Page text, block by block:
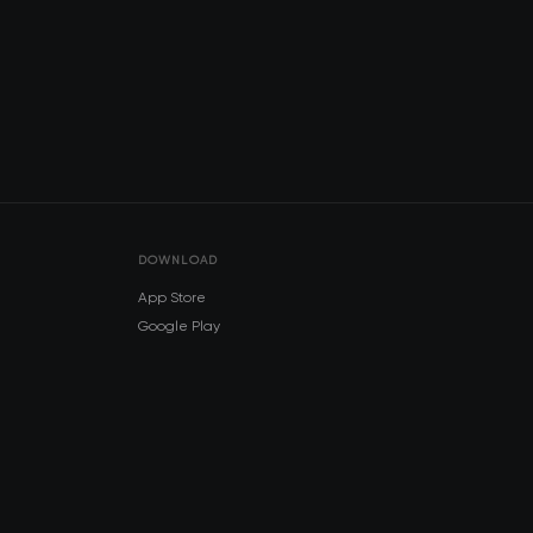
DOWNLOAD
App Store
Google Play